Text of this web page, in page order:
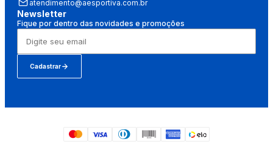
atendimento@aesportiva.com.br
Newsletter
Fique por dentro das novidades e promoções
Cadastrar